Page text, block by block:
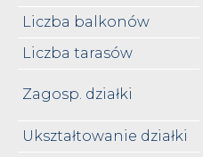
Liczba balkonów
Liczba tarasów
Zagosp. działki
Ukształtowanie działki